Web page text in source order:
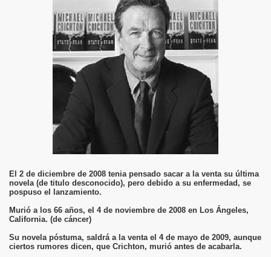
El 2 de diciembre de 2008 tenia pensado sacar a la venta su última
novela (de titulo desconocido), pero debido a su enfermedad, se
pospuso el lanzamiento.
Murió a los 66 años, el 4 de noviembre de 2008 en Los Ángeles,
California. (de cáncer)
Su novela póstuma, saldrá a la venta el 4 de mayo de 2009, aunque
ciertos rumores dicen, que Crichton, murió antes de acabarla.